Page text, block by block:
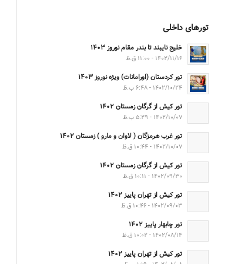
تورهای داخلی
خلیج نایبند تا بندر مقام نوروز ۱۴۰۳
۱۴۰۲/۱۱/۱۶ - ۱۱:۰۰ ق.ظ
تور کردستان (اورامانات) ویژه نوروز ۱۴۰۳
۱۴۰۲/۱۰/۲۴ - ۶:۴۸ ب.ظ
تور کیش از گرگان زمستان ۱۴۰۲
۱۴۰۲/۱۰/۰۷ - ۵:۲۹ ب.ظ
تور غرب هرمزگان ( لاوان و مارو ) زمستان ۱۴۰۲
۱۴۰۲/۱۰/۰۷ - ۱۰:۴۴ ق.ظ
تور کیش از گرگان زمستان ۱۴۰۲
۱۴۰۲/۰۹/۳۰ - ۱۰:۱۱ ق.ظ
تور کیش از تهران پاییز ۱۴۰۲
۱۴۰۲/۰۹/۰۳ - ۱۰:۴۶ ق.ظ
تور چابهار پاییز ۱۴۰۲
۱۴۰۲/۰۸/۱۴ - ۱۰:۰۲ ق.ظ
تور کیش از تهران پاییز ۱۴۰۲